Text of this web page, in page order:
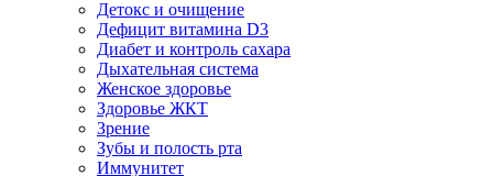
Детокс и очищение
Дефицит витамина D3
Диабет и контроль сахара
Дыхательная система
Женское здоровье
Здоровье ЖКТ
Зрение
Зубы и полость рта
Иммунитет